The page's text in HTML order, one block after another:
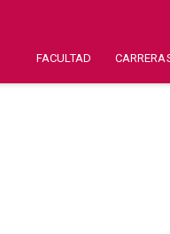
FACULTAD